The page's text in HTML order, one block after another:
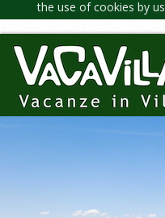
the use of cookies by us